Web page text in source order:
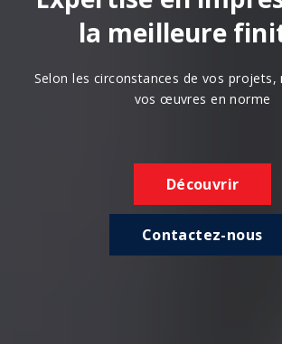
la meilleure
Selon les circonstances de vos projets,
vos œuvres en norme
Découvrir
Contactez-nous